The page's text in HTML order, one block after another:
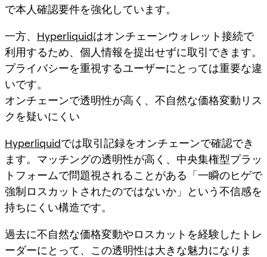
で本人確認要件を強化しています。
一方、 Hyperliquidはオンチェーンウォレット接続で
利用するため、個人情報を提出せずに取引できます。
プライバシーを重視するユーザーにとっては重要な違
いです。
オンチェーンで透明性が高く、不自然な価格変動リス
クを疑いにくい
Hyperliquidでは取引記録をオンチェーンで確認でき
ます。マッチングの透明性が高く、中央集権型プラッ
トフォームで問題視されることがある「一瞬のヒゲで
強制ロスカットされたのではないか」という不信感を
持ちにくい構造です。
過去に不自然な価格変動やロスカットを経験したトレ
ーダーにとって、この透明性は大きな魅力になりま